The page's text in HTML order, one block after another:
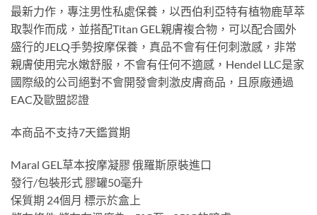
最新力作，專注男性私處保養，以西伯利亞特有植物鹿草萃
取製作而成，並搭配Titan GEL親膚複合物，可以配合國外
盛行的JELQ手勢按摩保養，真品不會有任何刺激感，非常
親膚使用完水嫩舒服，不會有任何不適感，Hendel LLC是家
國際級的公司絕對不會開發會刺激皮膚商品，且原廠通過
EAC及歐盟認證
本商品不支持7天鑑賞期
Maral GEL草本按摩凝膠 俄羅斯原裝進口
發行/包裝形式 膠罐50毫升
保質期 24個月 標示於盒上